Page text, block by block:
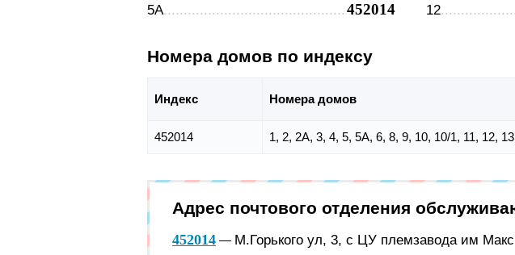
5А 452014 12
Номера домов по индексу
Индекс Номера домов
452014 1, 2, 2А, 3, 4, 5, 5А, 6, 8, 9, 10, 10/1, 11, 12,
Адрес почтового отделения
452014 — М.Горького ул, 3, с ЦУ племзавода им